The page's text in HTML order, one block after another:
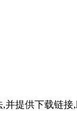
提供下载链接